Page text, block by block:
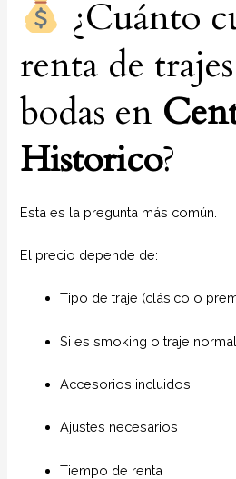
¿Cuánto
renta de
bodas en
Historico?
Esta es la pregunta más común.
El precio depende de:
Tipo de traje (clásico o
Si es smoking o traje normal
Accesorios incluidos
Ajustes necesarios
Tiempo de renta